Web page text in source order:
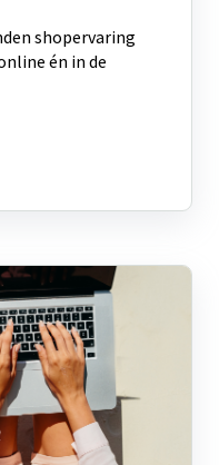
shopervaring
én in de